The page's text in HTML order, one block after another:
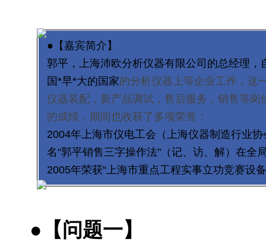
●【嘉宾简介】
郭平，上海沛欧分析仪器有限公司的总经理，
国*早*大的国家的分析仪器上等企业工作，这
仪器装配，新产品调试，售后服务，销售等岗
的成绩，期间也收获了多项荣誉：
2004年上海市仪电工会（上海仪器制造行业
名“郭平销售三字操作法"（记、访、解）在全
2005年荣获“上海市重点工程实事立功竞赛设
●【问题一】